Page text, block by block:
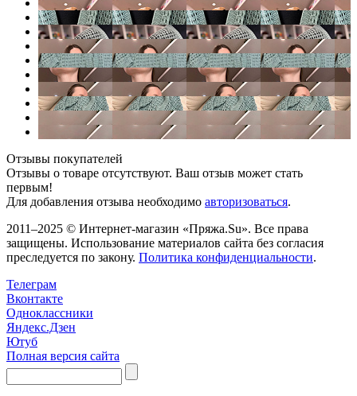
Отзывы покупателей
Отзывы о товаре отсутствуют. Ваш отзыв может стать
первым!
Для добавления отзыва необходимо авторизоваться.
2011–2025 © Интернет-магазин «Пряжа.Su». Все права
защищены. Использование материалов сайта без согласия
преследуется по закону. Политика конфиденциальности.
Телеграм
Вконтакте
Одноклассники
Яндекс.Дзен
Ютуб
Полная версия сайта